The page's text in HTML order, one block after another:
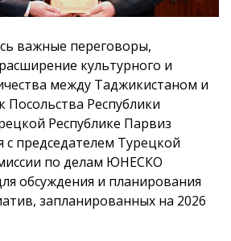
важные переговоры,
культурного и
между Таджикистаном и
Посольства Республики
Республике Парвиз
с председателем Турецкой
по делам ЮНЕСКО
обсуждения и планирования
запланированных на 2026